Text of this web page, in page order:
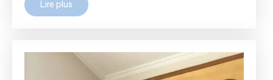
Lire plus